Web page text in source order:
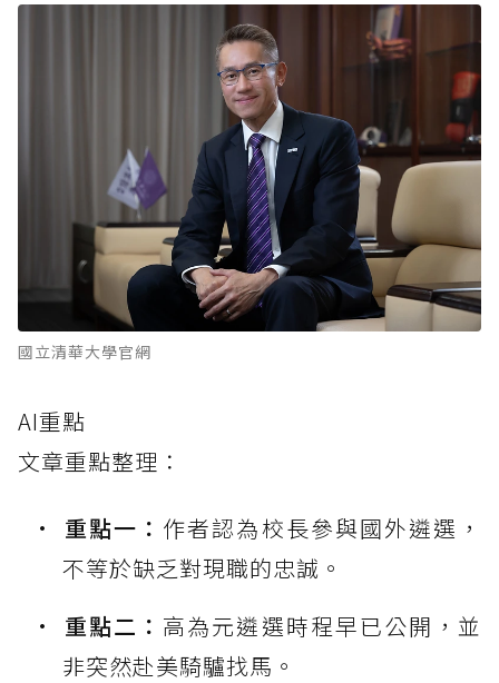
國立清華大學官網
AI重點
文章重點整理：
重點一： 作者認為校長參與國外遴選，
不等於缺乏對現職的忠誠。
重點二： 高為元遴選時程早已公開，並
非突然赴美騎驢找馬。